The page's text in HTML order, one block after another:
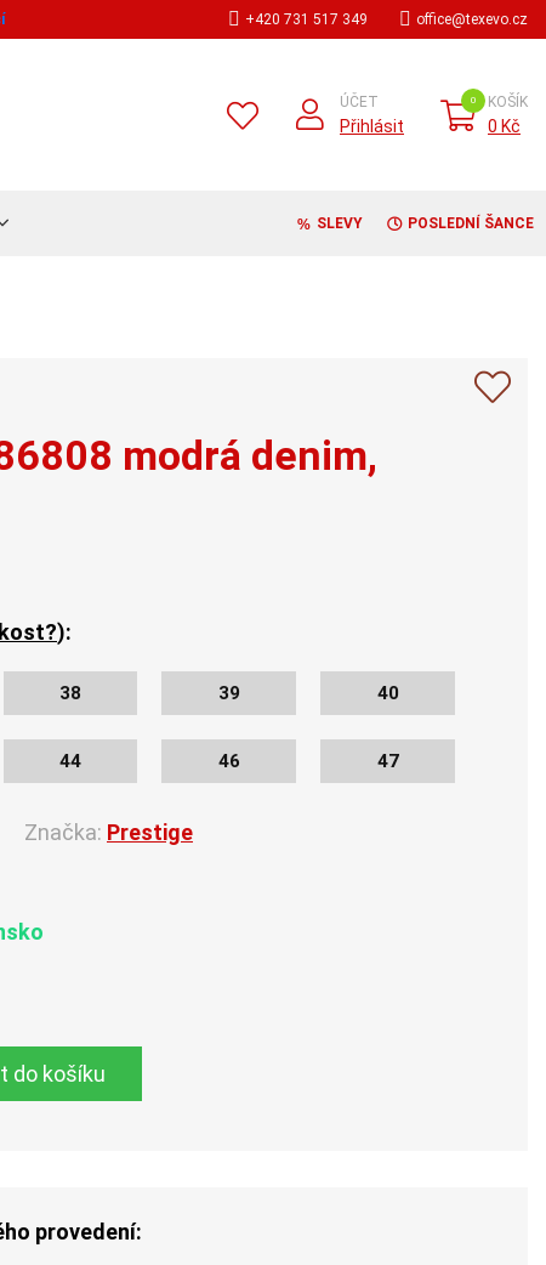
+420 731 517 349 office@texevo.cz
ÚČET
Přihlásit
KOŠÍK
0 Kč
SLEVY POSLEDNÍ ŠANCE
modrá denim,
):
38 39 40
44 46 47
Značka: Prestige
do košíku
provedení: